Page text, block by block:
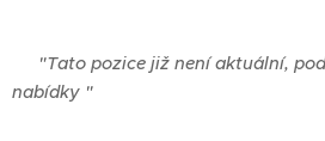
"Tato pozice již není aktuální,
nabídky "